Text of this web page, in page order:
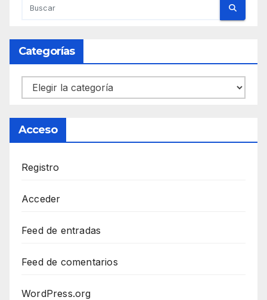
Categorías
Categorías
Acceso
Registro
Acceder
Feed de entradas
Feed de comentarios
WordPress.org